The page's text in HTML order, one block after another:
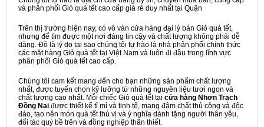
và phân phối Giỏ quà tết cao cấp giá rẻ duy nhất tại Quận
Trên thị trường hiện nay, có vô vàn cửa hàng đại lý bán Giỏ quà tết,
nhưng để tìm được một nơi đáng tin cậy và chất lượng không phải dễ
dàng. Đó là lý do tại sao chúng tôi tự hào là nhà phân phối chính thức
các mặt hàng Giỏ quà tết tại Việt Nam và luôn đi đầu trong lĩnh vực
phân phối Giỏ quà tết cao cấp.
Chúng tôi cam kết mang đến cho bạn những sản phẩm chất lượng
nhất, được tuyển chọn kỹ lưỡng từ những nguyên liệu tươi ngon và
chất lượng cao nhất. Mỗi chiếc Giỏ quà tết tại cửa hàng Nhơn Trạch
Đồng Nai được thiết kế tỉ mỉ và tinh tế, mang đậm chất thủ công và độc
đáo, tạo nên món quà tết thú vị và ý nghĩa dành tặng người thân yêu,
đối tác quý bề trên và đồng nghiệp thân thiết.